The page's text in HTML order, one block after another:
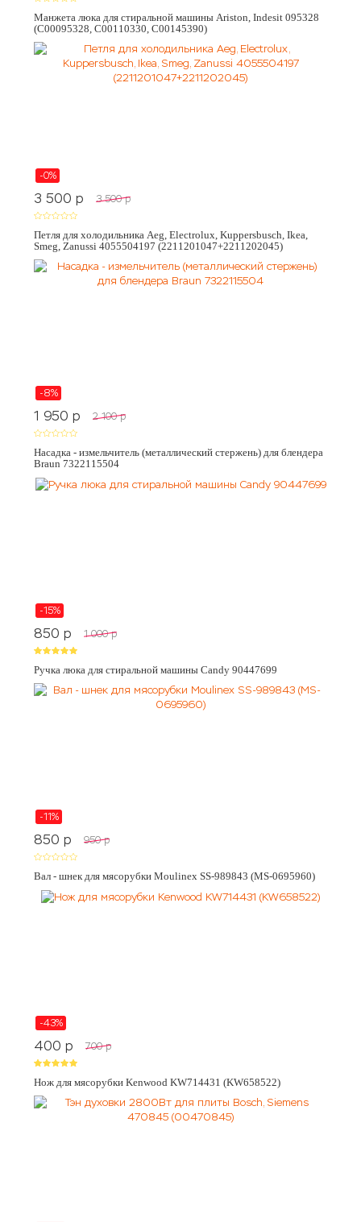
Манжета люка для стиральной машины Ariston, Indesit 095328
(C00095328, C00110330, C00145390)
-0%
3 500 p 3 500 p
Петля для холодильника Aeg, Electrolux, Kuppersbusch, Ikea,
Smeg, Zanussi 4055504197 (2211201047+2211202045)
-8%
1 950 p 2 100 p
Насадка - измельчитель (металлический стержень) для блендера
Braun 7322115504
-15%
850 p 1 000 p
Ручка люка для стиральной машины Candy 90447699
-11%
850 p 950 p
Вал - шнек для мясорубки Moulinex SS-989843 (MS-0695960)
-43%
400 p 700 p
Нож для мясорубки Kenwood KW714431 (KW658522)